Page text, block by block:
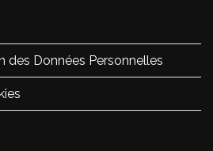
des Données Personnelles